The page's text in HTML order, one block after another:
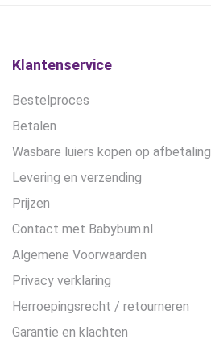
Klantenservice
Bestelproces
Betalen
Wasbare luiers kopen op afbetaling
Levering en verzending
Prijzen
Contact met Babybum.nl
Algemene Voorwaarden
Privacy verklaring
Herroepingsrecht / retourneren
Garantie en klachten